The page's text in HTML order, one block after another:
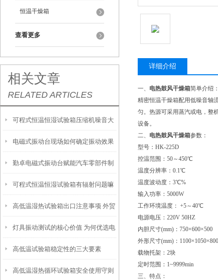
恒温干燥箱
查看更多
相关文章
RELATED ARTICLES
可程式恒温恒湿试验箱压缩机噪音大
原因
电磁式振动台现场如何确定振动效果
勤卓电磁式振动台赋能汽车零部件制
造，筑牢整车安全核心防线
可程式恒温恒湿试验箱有辐射问题嘛
高低温湿热试验箱出口注意事项 外贸
出海合规通关全指南
灯具振动测试的核心价值 为何优选电
磁式振动台
高低温试验箱稳定性的三大要素
高低温湿热循环试验箱安全使用守则
详细介绍
一、 电热鼓风干燥箱简单介绍
精密恒温干燥箱配用低噪音轴
匀。热源可采用蒸汽或电，整
设备。
二、 电热鼓风干燥箱参数：
型号：HK-225D
控温范围：50～450℃
温度分辨率：0.1℃
温度波动度：3℃%
输入功率：5000W
工作环境温度： +5～40℃
电源电压：220V
内胆尺寸(mm)：750×600×500
外形尺寸(mm)：1100×1050×800
载物托架：2块
定时范围：1~9999min
三、特点：